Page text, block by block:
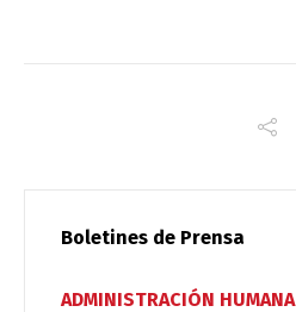
Boletines de Prensa
ADMINISTRACIÓN HUMANA